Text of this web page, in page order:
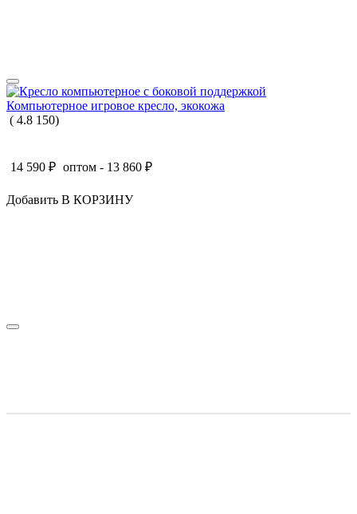
Компьютерное игровое кресло, экокожа
( 4.8 150)
14 590 ₽ оптом - 13 860 ₽
Добавить В КОРЗИНУ